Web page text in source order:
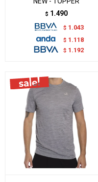
$ 1.490
$ 1.043
$ 1.118
$ 1.192